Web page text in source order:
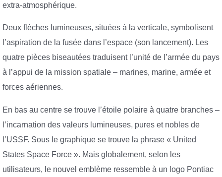
extra-atmosphérique.
Deux flèches lumineuses, situées à la verticale, symbolisent
l’aspiration de la fusée dans l’espace (son lancement). Les
quatre pièces biseautées traduisent l’unité de l’armée du pays
à l’appui de la mission spatiale – marines, marine, armée et
forces aériennes.
En bas au centre se trouve l’étoile polaire à quatre branches –
l’incarnation des valeurs lumineuses, pures et nobles de
l’USSF. Sous le graphique se trouve la phrase « United
States Space Force ». Mais globalement, selon les
utilisateurs, le nouvel emblème ressemble à un logo Pontiac